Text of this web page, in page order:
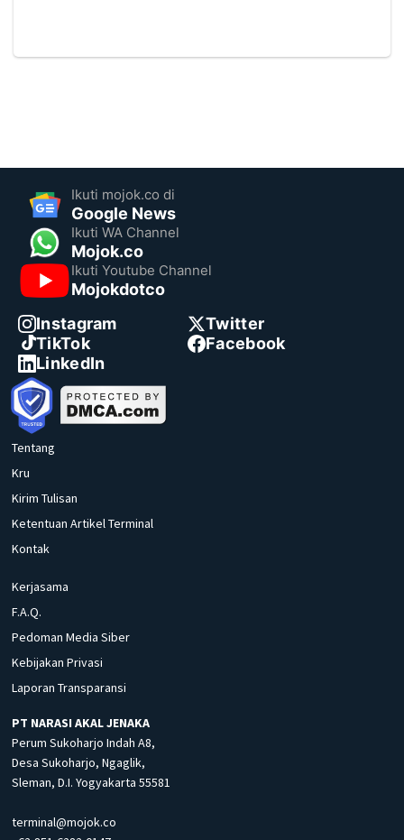
Ikuti mojok.co di
Google News
Ikuti WA Channel
Mojok.co
Ikuti Youtube Channel
Mojokdotco
Instagram
Twitter
TikTok
Facebook
LinkedIn
Tentang
Kru
Kirim Tulisan
Ketentuan Artikel Terminal
Kontak
Kerjasama
F.A.Q.
Pedoman Media Siber
Kebijakan Privasi
Laporan Transparansi
PT NARASI AKAL JENAKA
Perum Sukoharjo Indah A8,
Desa Sukoharjo, Ngaglik,
Sleman, D.I. Yogyakarta 55581
terminal@mojok.co